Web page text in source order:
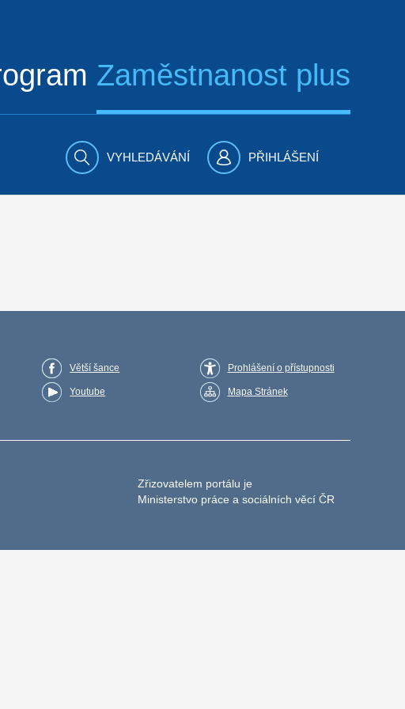
Zaměstnanost plus
VYHLEDÁVÁNÍ PŘIHLÁŠENÍ
Větší šance
Youtube
Prohlášení o přístupnosti
Mapa Stránek
Zřizovatelem portálu je
Ministerstvo práce a sociálních věcí ČR